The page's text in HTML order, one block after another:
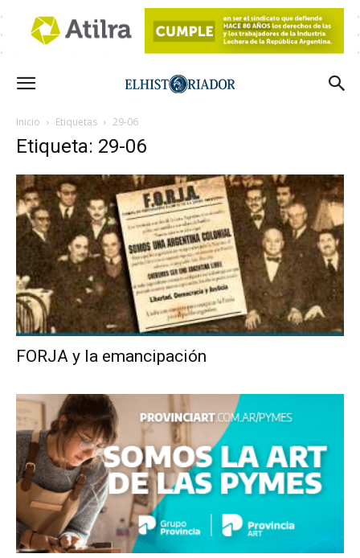
Inicio Etiquetas 29-06
Etiqueta: 29-06
FORJA y la emancipación